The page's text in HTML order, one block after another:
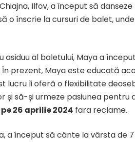
Ilfov, a început să
o înscrie la cursuri de balet,
asiduu al baletului, Maya a
prezent, Maya este educată
lucru îi oferă o flexibilitate
să-și urmeze pasiunea pentru
26 aprilie 2024 fara reclame.
a început să cânte la vârsta de